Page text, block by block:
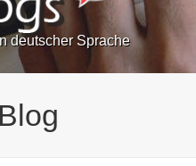
deutscher Sprache